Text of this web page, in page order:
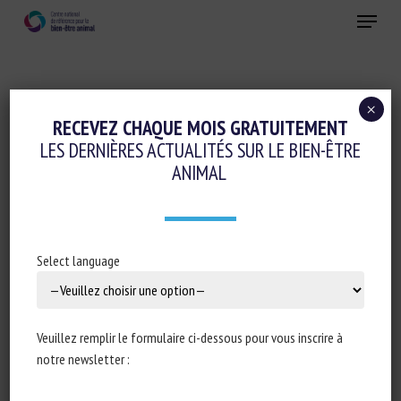
Menu
Conduite d'élevage et relations humain-animal
Ethique-sociologie-philosophie-droit
Type de document : Article publié dans leNew-York Times
RECEVEZ CHAQUE MOIS GRATUITEMENT
LES DERNIÈRES ACTUALITÉS SUR LE BIEN-ÊTRE
ANIMAL
Select language
Veuillez remplir le formulaire ci-dessous pour vous inscrire à
notre newsletter :
×